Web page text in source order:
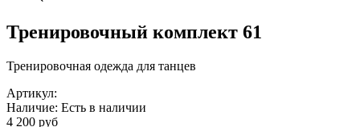
Тренировочный комплект 61
Тренировочная одежда для танцев
Артикул:
Наличие: Есть в наличии
4 200 руб